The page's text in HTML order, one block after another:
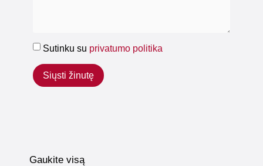
Sutinku su privatumo politika
Siųsti žinutę
Gaukite visą